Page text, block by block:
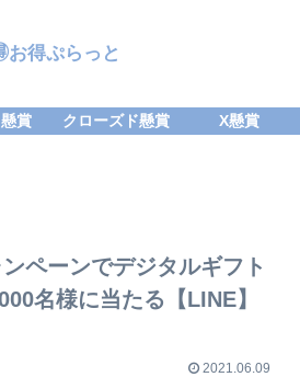
お得ぷらっと
賞 クローズド懸賞 X懸賞
ペーンでデジタルギフト
名様に当たる【LINE】
2021.06.09